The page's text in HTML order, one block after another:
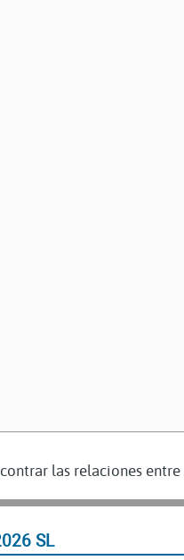
las relaciones
SL